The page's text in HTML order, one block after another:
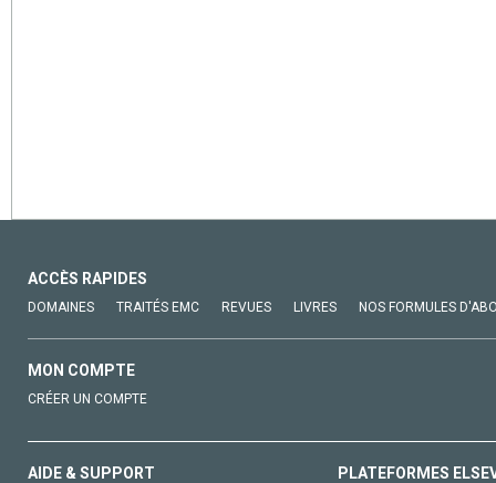
ACCÈS RAPIDES
DOMAINES TRAITÉS EMC REVUES LIVRES NOS FORMULES
MON COMPTE
CRÉER UN COMPTE
AIDE & SUPPORT PLATEFORMES